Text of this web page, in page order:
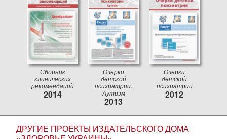
Сборник
клинических
рекомендаций
2014
Очерки
детской
психиатрии.
Аутизм
2013
Очерки
детской
психиатрии
2012
ДРУГИЕ ПРОЕКТЫ ИЗДАТЕЛЬСКОГО ДОМА